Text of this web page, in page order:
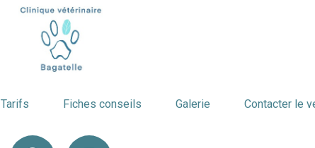
Tarifs Fiches conseils Galerie Contacter le